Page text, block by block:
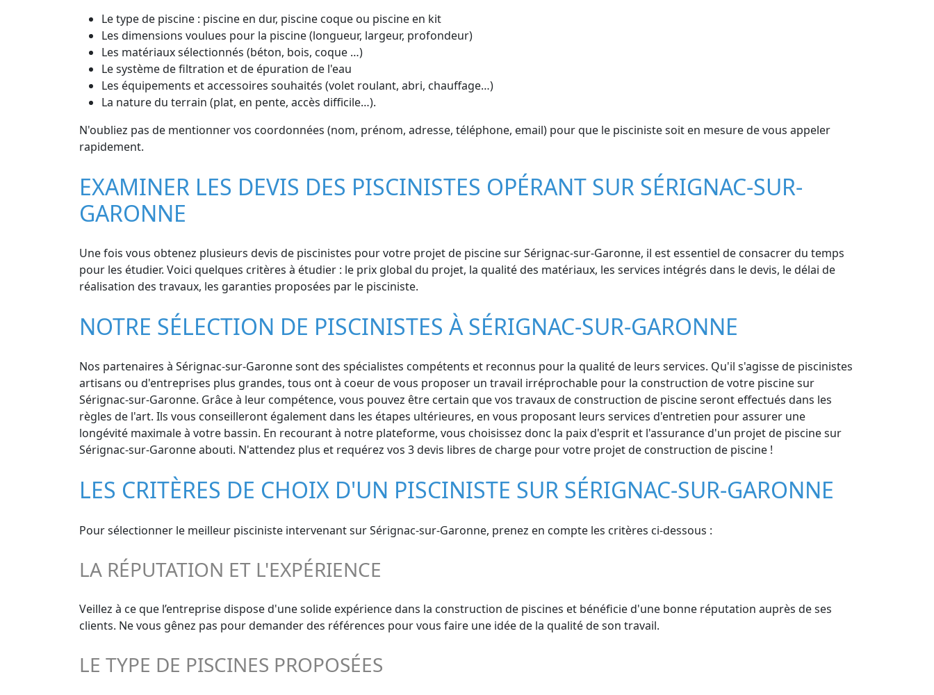
Le type de piscine : piscine en dur, piscine coque ou piscine en kit
Les dimensions voulues pour la piscine (longueur, largeur, profondeur)
Les matériaux sélectionnés (béton, bois, coque …)
Le système de filtration et de épuration de l'eau
Les équipements et accessoires souhaités (volet roulant, abri, chauffage…)
La nature du terrain (plat, en pente, accès difficile…).
N'oubliez pas de mentionner vos coordonnées (nom, prénom, adresse, téléphone, email) pour que le pisciniste soit en mesure de vous appeler
rapidement.
EXAMINER LES DEVIS DES PISCINISTES OPÉRANT SUR SÉRIGNAC-SUR-
GARONNE
Une fois vous obtenez plusieurs devis de piscinistes pour votre projet de piscine sur Sérignac-sur-Garonne, il est essentiel de consacrer du temps
pour les étudier. Voici quelques critères à étudier : le prix global du projet, la qualité des matériaux, les services intégrés dans le devis, le délai de
réalisation des travaux, les garanties proposées par le pisciniste.
NOTRE SÉLECTION DE PISCINISTES À SÉRIGNAC-SUR-GARONNE
Nos partenaires à Sérignac-sur-Garonne sont des spécialistes compétents et reconnus pour la qualité de leurs services. Qu'il s'agisse de piscinistes
artisans ou d'entreprises plus grandes, tous ont à coeur de vous proposer un travail irréprochable pour la construction de votre piscine sur
Sérignac-sur-Garonne. Grâce à leur compétence, vous pouvez être certain que vos travaux de construction de piscine seront effectués dans les
règles de l'art. Ils vous conseilleront également dans les étapes ultérieures, en vous proposant leurs services d'entretien pour assurer une
longévité maximale à votre bassin. En recourant à notre plateforme, vous choisissez donc la paix d'esprit et l'assurance d'un projet de piscine sur
Sérignac-sur-Garonne abouti. N'attendez plus et requérez vos 3 devis libres de charge pour votre projet de construction de piscine !
LES CRITÈRES DE CHOIX D'UN PISCINISTE SUR SÉRIGNAC-SUR-GARONNE
Pour sélectionner le meilleur pisciniste intervenant sur Sérignac-sur-Garonne, prenez en compte les critères ci-dessous :
LA RÉPUTATION ET L'EXPÉRIENCE
Veillez à ce que l’entreprise dispose d'une solide expérience dans la construction de piscines et bénéficie d'une bonne réputation auprès de ses
clients. Ne vous gênez pas pour demander des références pour vous faire une idée de la qualité de son travail.
LE TYPE DE PISCINES PROPOSÉES